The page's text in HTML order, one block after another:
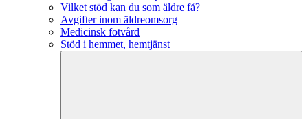
Vilket stöd kan du som äldre få?
Avgifter inom äldreomsorg
Medicinsk fotvård
Stöd i hemmet, hemtjänst